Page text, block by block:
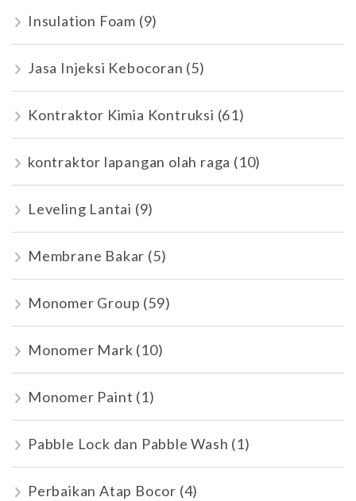
Insulation Foam (9)
Jasa Injeksi Kebocoran (5)
Kontraktor Kimia Kontruksi (61)
kontraktor lapangan olah raga (10)
Leveling Lantai (9)
Membrane Bakar (5)
Monomer Group (59)
Monomer Mark (10)
Monomer Paint (1)
Pabble Lock dan Pabble Wash (1)
Perbaikan Atap Bocor (4)